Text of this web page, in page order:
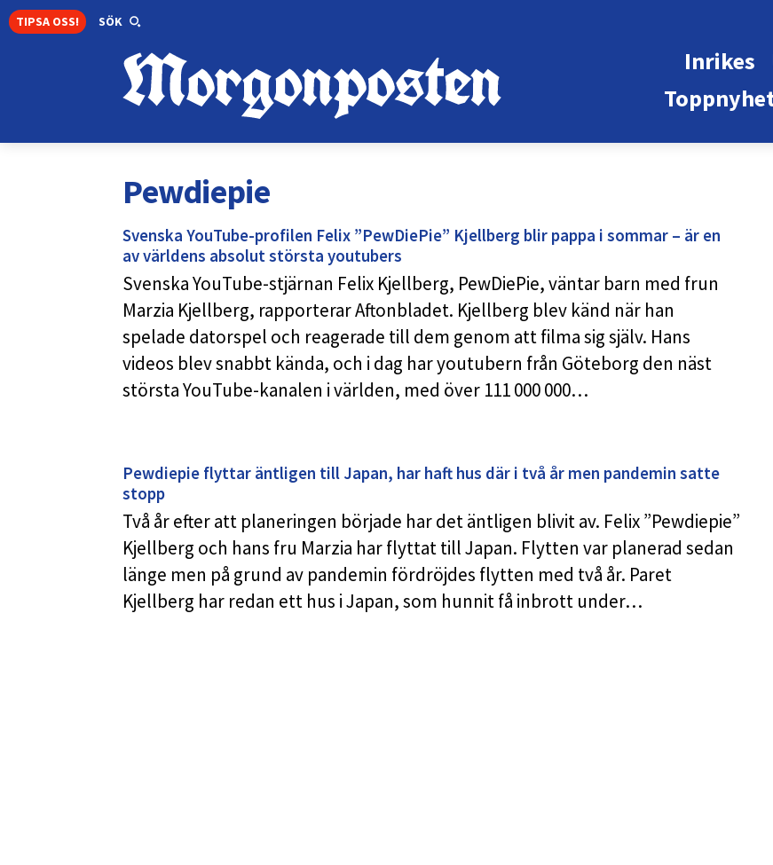
TIPSA OSS! SÖK
Inrikes
Pewdiepie
Svenska YouTube-profilen Felix ”PewDiePie” Kjellberg blir pappa i sommar – är en
av världens absolut största youtubers
Svenska YouTube-stjärnan Felix Kjellberg, PewDiePie, väntar barn med frun
Marzia Kjellberg, rapporterar Aftonbladet. Kjellberg blev känd när han
spelade datorspel och reagerade till dem genom att filma sig själv. Hans
videos blev snabbt kända, och i dag har youtubern från Göteborg den näst
största YouTube-kanalen i världen, med över 111 000 000…
Pewdiepie flyttar äntligen till Japan, har haft hus där i två år men pandemin satte
stopp
Två år efter att planeringen började har det äntligen blivit av. Felix ”Pewdiepie”
Kjellberg och hans fru Marzia har flyttat till Japan. Flytten var planerad sedan
länge men på grund av pandemin fördröjdes flytten med två år. Paret
Kjellberg har redan ett hus i Japan, som hunnit få inbrott under…